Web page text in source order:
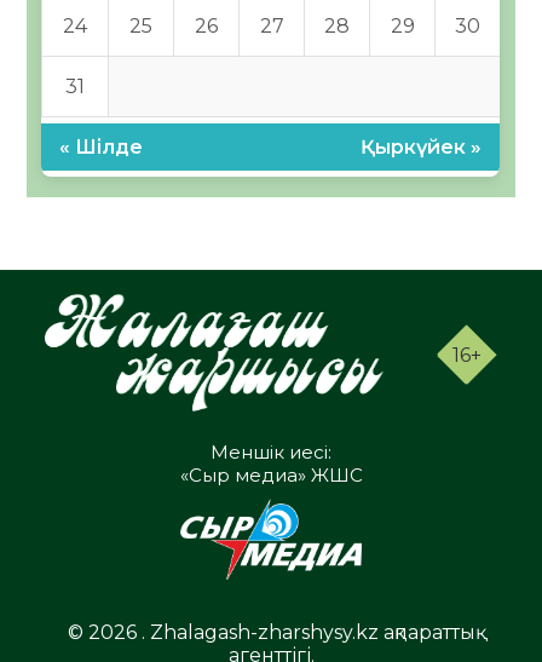
24 25 26 27 28 29 30
31
« Шілде Қыркүйек »
16+
Меншік иесі:
«Сыр медиа» ЖШС
© 2026 . Zhalagash-zharshysy.kz ақпараттық
агенттігі.